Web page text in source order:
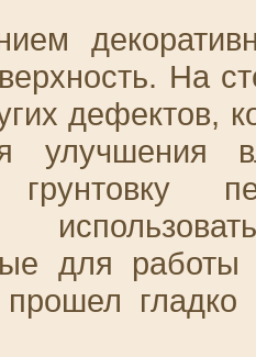
На
дефектов,
улучшения
грунтовку
для
гладко